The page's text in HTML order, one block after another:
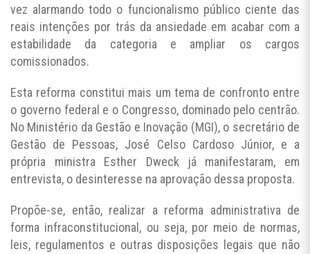
vez alarmando todo o funcionalismo público ciente das
reais intenções por trás da ansiedade em acabar com a
estabilidade da categoria e ampliar os cargos
comissionados.
Esta reforma constitui mais um tema de confronto entre
o governo federal e o Congresso, dominado pelo centrão.
No Ministério da Gestão e Inovação (MGI), o secretário de
Gestão de Pessoas, José Celso Cardoso Júnior, e a
própria ministra Esther Dweck já manifestaram, em
entrevista, o desinteresse na aprovação dessa proposta.
Propõe-se, então, realizar a reforma administrativa de
forma infraconstitucional, ou seja, por meio de normas,
leis, regulamentos e outras disposições legais que não